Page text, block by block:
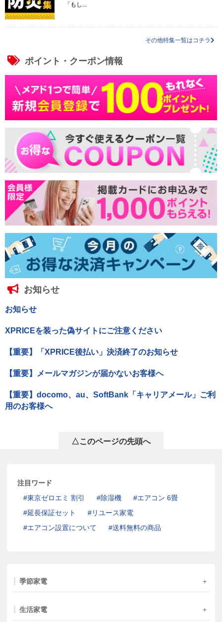
「もし...
その他特集一覧はコチラ
ポイント・クーポン情報
お知らせ
お知らせ
XPRICEを装った偽サイトにご注意ください
【重要】「XPRICE後払い」決済終了のお知らせ
【重要】メールマガジンが届かないお客様へ
【重要】docomo、au、SoftBank「キャリアメール」ご利
用のお客様へ
△このページの先頭へ
注目ワード
東京ゼロエミ 割引
除湿機
エアコン 6畳
延長保証セット
リユース家電
エアコン設置について
送料無料の商品
季節家電
生活家電